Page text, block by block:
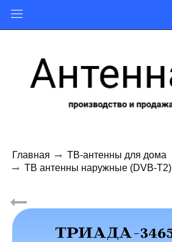
Главная
ТВ-антенны для дома
ТВ антенны наружные (DVB-T2)